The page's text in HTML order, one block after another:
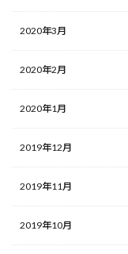
2020年3月
2020年2月
2020年1月
2019年12月
2019年11月
2019年10月